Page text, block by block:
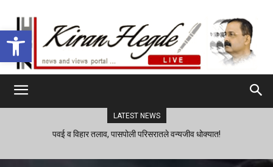
Open toolbar
LATEST NEWS
पवई व विहार तलाव, पासपोली परिसरातले वन्यजीव धोक्यात!